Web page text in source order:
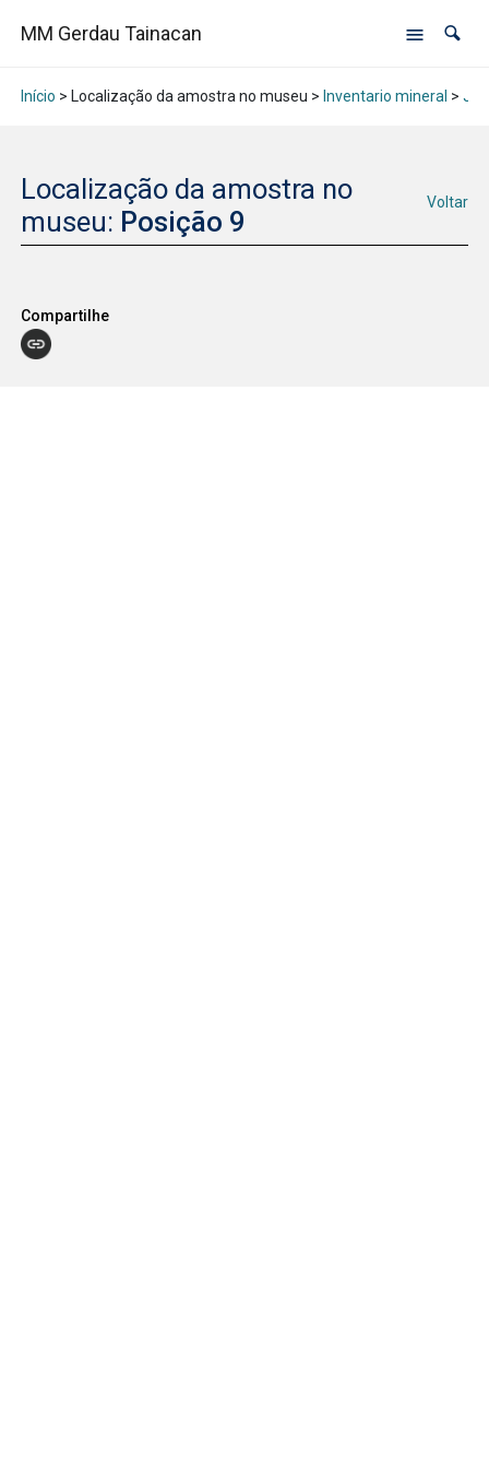
MM Gerdau Tainacan
Início > Localização da amostra no museu > Inventario mineral >
Localização da amostra no
museu: Posição 9
Voltar
Compartilhe